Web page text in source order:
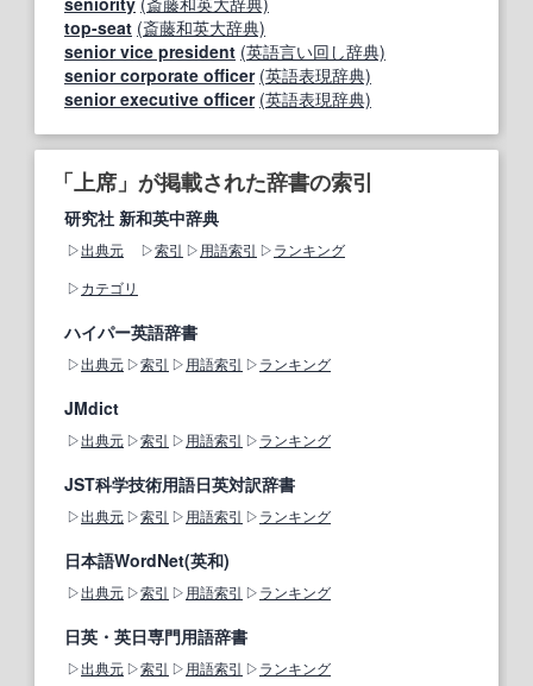
top-seat (斎藤和英大辞典)
senior vice president (英語言い回し辞典)
senior corporate officer (英語表現辞典)
senior executive officer (英語表現辞典)
「上席」が掲載された辞書の索引
研究社 新和英中辞典
出典元 索引 用語索引
ランキング
カテゴリ
ハイパー英語辞書
出典元 索引 用語索引 ランキング
JMdict
出典元 索引 用語索引 ランキング
JST科学技術用語日英対訳辞書
出典元 索引 用語索引 ランキング
日本語WordNet(英和)
出典元 索引 用語索引 ランキング
日英・英日専門用語辞書
出典元 索引 用語索引 ランキング